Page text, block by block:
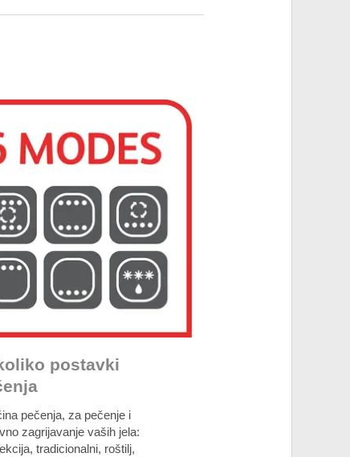
postavki
pečenja, za pečenje i
zagrijavanje vaših jela:
tradicionalni, roštilj,